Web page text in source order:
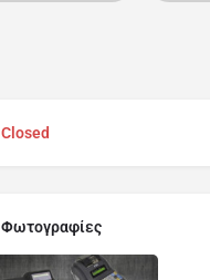
Closed
Φωτογραφίες